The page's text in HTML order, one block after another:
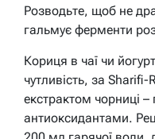
Розводьте, щоб не
гальмує ферменти
Кориця в чаї чи
чутливість, за
екстрактом чорниці –
антиоксидантами.